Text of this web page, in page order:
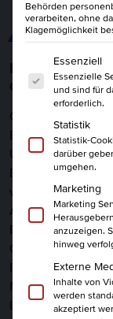
ALLES
Ein
der
Coaching als
Begleitung von
Unternehmen
Bestandteil der
vielerlei
Ausbildung und
Beratungsberufen
Gerade in Zeiten
Instrumente
Mitarbeiter bei
Lerne in unserem
Behörden
verarbeiten, ohne
Klagemöglichkeit
Es folgt eine
Essenziell
Essenzielle
und sind für
erforderlich.
Statistik
Statistik-
darüber
umgehen.
Marketing
Marketing
anzuzeigen.
hinweg
Externe
Inhalte von
werden
akzeptiert